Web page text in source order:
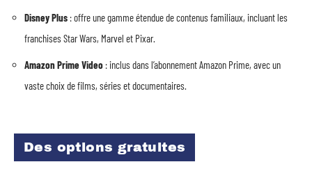
Disney Plus : offre une gamme étendue de contenus familiaux, incluant les
franchises Star Wars, Marvel et Pixar.
Amazon Prime Video : inclus dans l’abonnement Amazon Prime, avec un
vaste choix de films, séries et documentaires.
Des options gratuites